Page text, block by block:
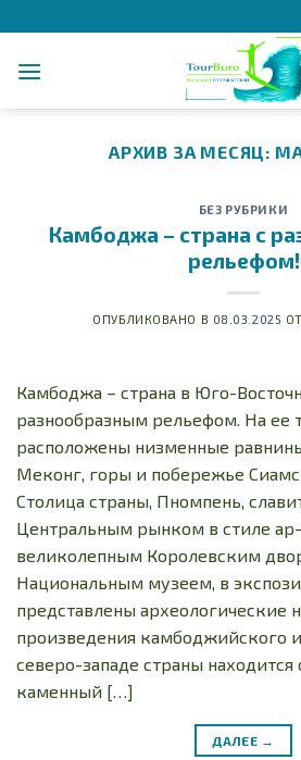
to
content
АРХИВ ЗА МЕСЯЦ:
БЕЗ РУБРИКИ
Камбоджа – страна с
рельефом!
ОПУБЛИКОВАНО В 08.03.2025 ОТ
Камбоджа – страна в Юго-
разнообразным рельефом. На ее
расположены низменные
Меконг, горы и побережье
Столица страны, Пномпень,
Центральным рынком в стиле ар-
великолепным Королевским
Национальным музеем, в
представлены археологические
произведения камбоджийского
северо-западе страны
каменный […]
ДАЛЕЕ →